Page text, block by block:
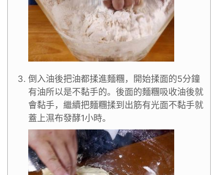
倒入油後把油都揉進麵糰，開始揉面的5分鐘
有油所以是不黏手的。後面的麵糰吸收油後就
會黏手，繼續把麵糰揉到出筋有光面不黏手就
蓋上濕布發酵1小時。